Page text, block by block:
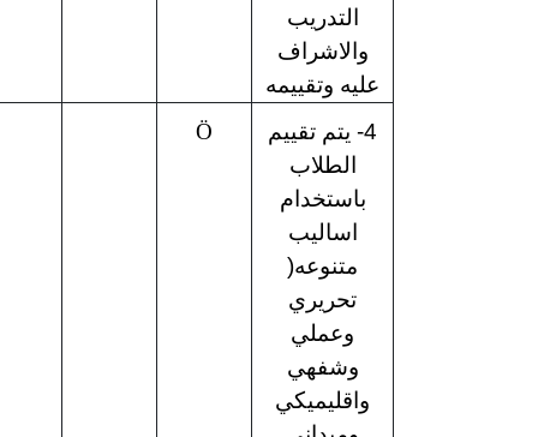
التدريب
والاشراف
عليه وتقييمه
4- يتم تقييم
الطلاب
باستخدام
اساليب
متنوعه(
تحريري
وعملي
وشفهي
واقليميكي